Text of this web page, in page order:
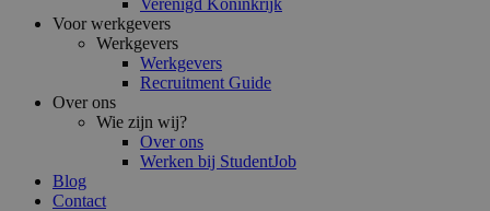
Verenigd Koninkrijk
Voor werkgevers
Werkgevers
Werkgevers
Recruitment Guide
Over ons
Wie zijn wij?
Over ons
Werken bij StudentJob
Blog
Contact